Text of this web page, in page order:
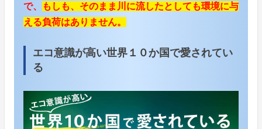
で、
もしも、そのまま川に流したとしても環境に与
える負荷はありません。
エコ意識が高い世界１０か国で愛されてい
る